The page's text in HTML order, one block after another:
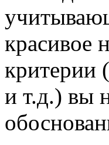
красивое
критерии
и т.д.) вы